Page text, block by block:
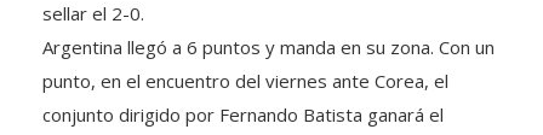
sellar el 2-0.
Argentina llegó a 6 puntos y manda en su zona. Con un
punto, en el encuentro del viernes ante Corea, el
conjunto dirigido por Fernando Batista ganará el